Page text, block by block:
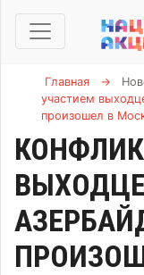
Главная →
участием
произошел в